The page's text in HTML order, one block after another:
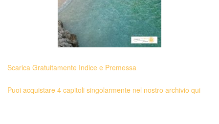
Scarica Gratuitamente Indice e Premessa
Puoi acquistare 4 capitoli singolarmente nel nostro archivio qui